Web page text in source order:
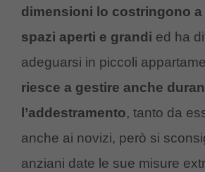
dimensioni lo costringono a
spazi aperti e grandi ed ha
adeguarsi in piccoli
riesce a gestire anche
l’addestramento, tanto da
anche ai novizi, però si
anziani date le sue misure